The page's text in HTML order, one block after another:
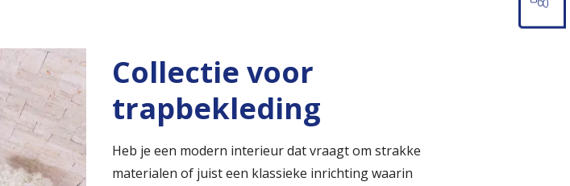
Collectie voor
trapbekleding
Heb je een modern interieur dat vraagt om strakke
materialen of juist een klassieke inrichting waarin